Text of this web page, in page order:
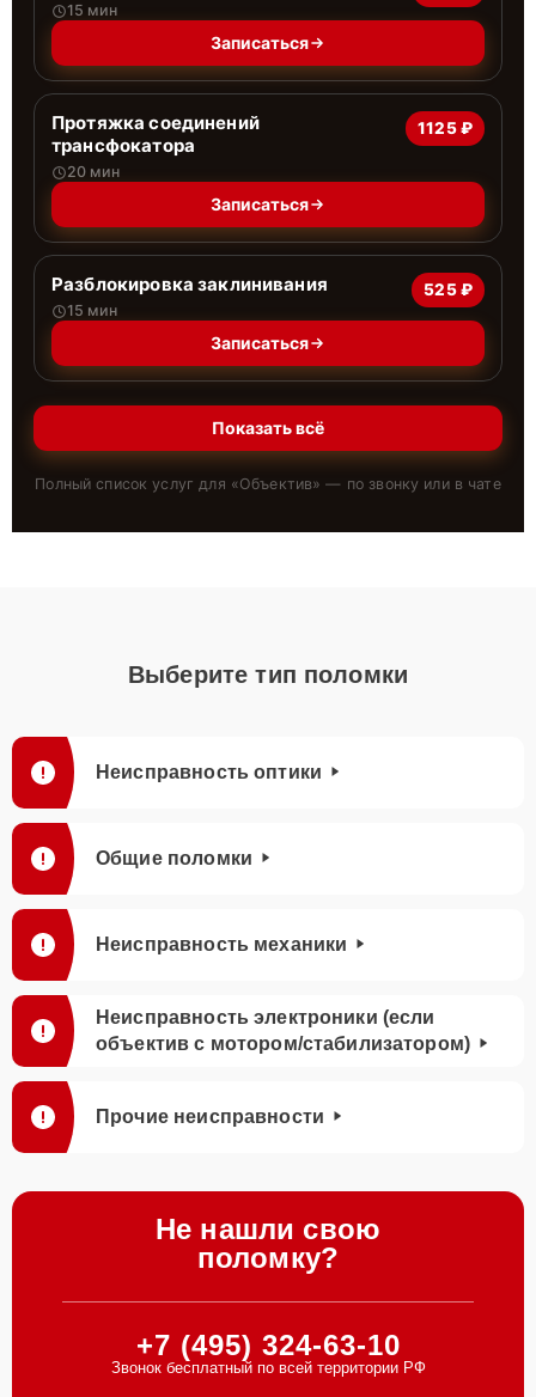
15 мин
Записаться
Протяжка соединений
трансфокатора
20 мин
1125 ₽
Записаться
Разблокировка заклинивания
15 мин
525 ₽
Записаться
Показать всё
Полный список услуг для «Объектив» — по звонку или в чате
Выберите тип поломки
Неисправность оптики
Общие поломки
Неисправность механики
Неисправность электроники (если
объектив с мотором/стабилизатором)
Прочие неисправности
Не нашли свою
поломку?
+7 (495) 324-63-10
Звонок бесплатный по всей территории РФ